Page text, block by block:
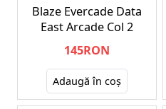
Blaze Evercade Data
East Arcade Col 2
145RON
Adaugă în coş